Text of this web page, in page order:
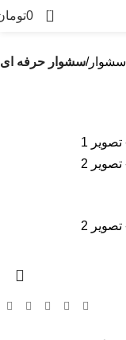
0
0
سشوار سشوار حرفه ای